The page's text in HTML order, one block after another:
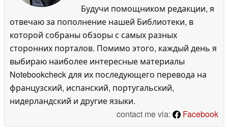
Будучи помощником редакции, я
отвечаю за пополнение нашей Библиотеки, в
которой собраны обзоры с самых разных
сторонних порталов. Помимо этого, каждый день я
выбираю наиболее интересные материалы
Notebookcheck для их последующего перевода на
французский, испанский, португальский,
нидерландский и другие языки.
contact me via:
Facebook